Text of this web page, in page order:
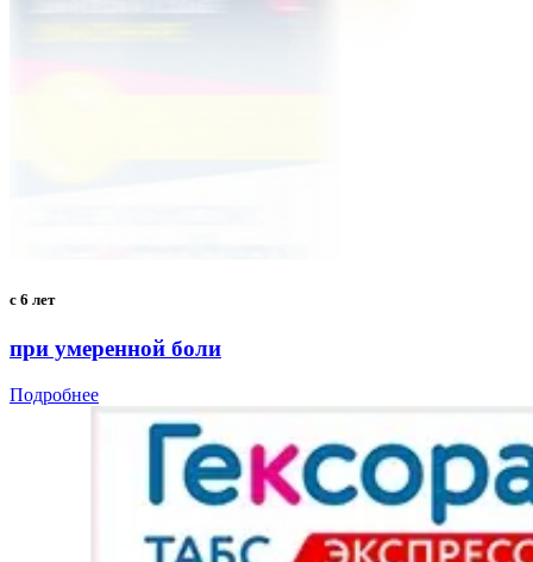
с 6 лет
при умеренной боли
Подробнее